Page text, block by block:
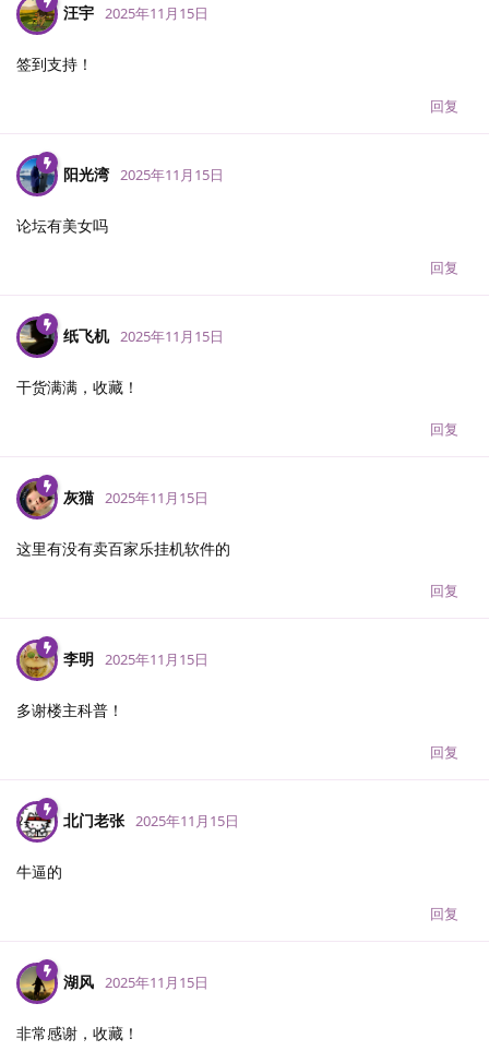
汪宇 2025年11月15日
签到支持！
回复
阳光湾 2025年11月15日
论坛有美女吗
回复
纸飞机 2025年11月15日
干货满满，收藏！
回复
灰猫 2025年11月15日
这里有没有卖百家乐挂机软件的
回复
李明 2025年11月15日
多谢楼主科普！
回复
北门老张 2025年11月15日
牛逼的
回复
湖风 2025年11月15日
非常感谢，收藏！